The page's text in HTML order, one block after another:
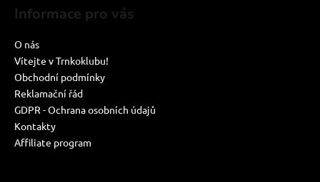
Informace pro vás
O nás
Vítejte v Trnkoklubu!
Obchodní podmínky
Reklamační řád
GDPR - Ochrana osobních údajů
Kontakty
Affiliate program